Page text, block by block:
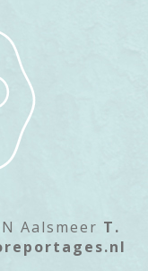
Aalsmeer T.